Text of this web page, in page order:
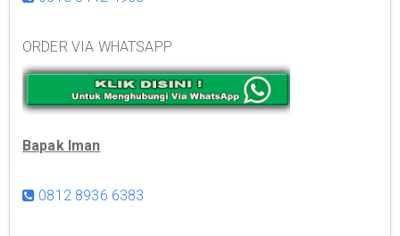
ORDER VIA WHATSAPP
Bapak Iman
0812 8936 6383